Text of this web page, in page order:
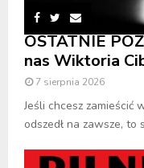
OSTATNIE
nas Wiktoria
7 sierpnia 2026
Jeśli chcesz zamieścić
odszedł na zawsze, to